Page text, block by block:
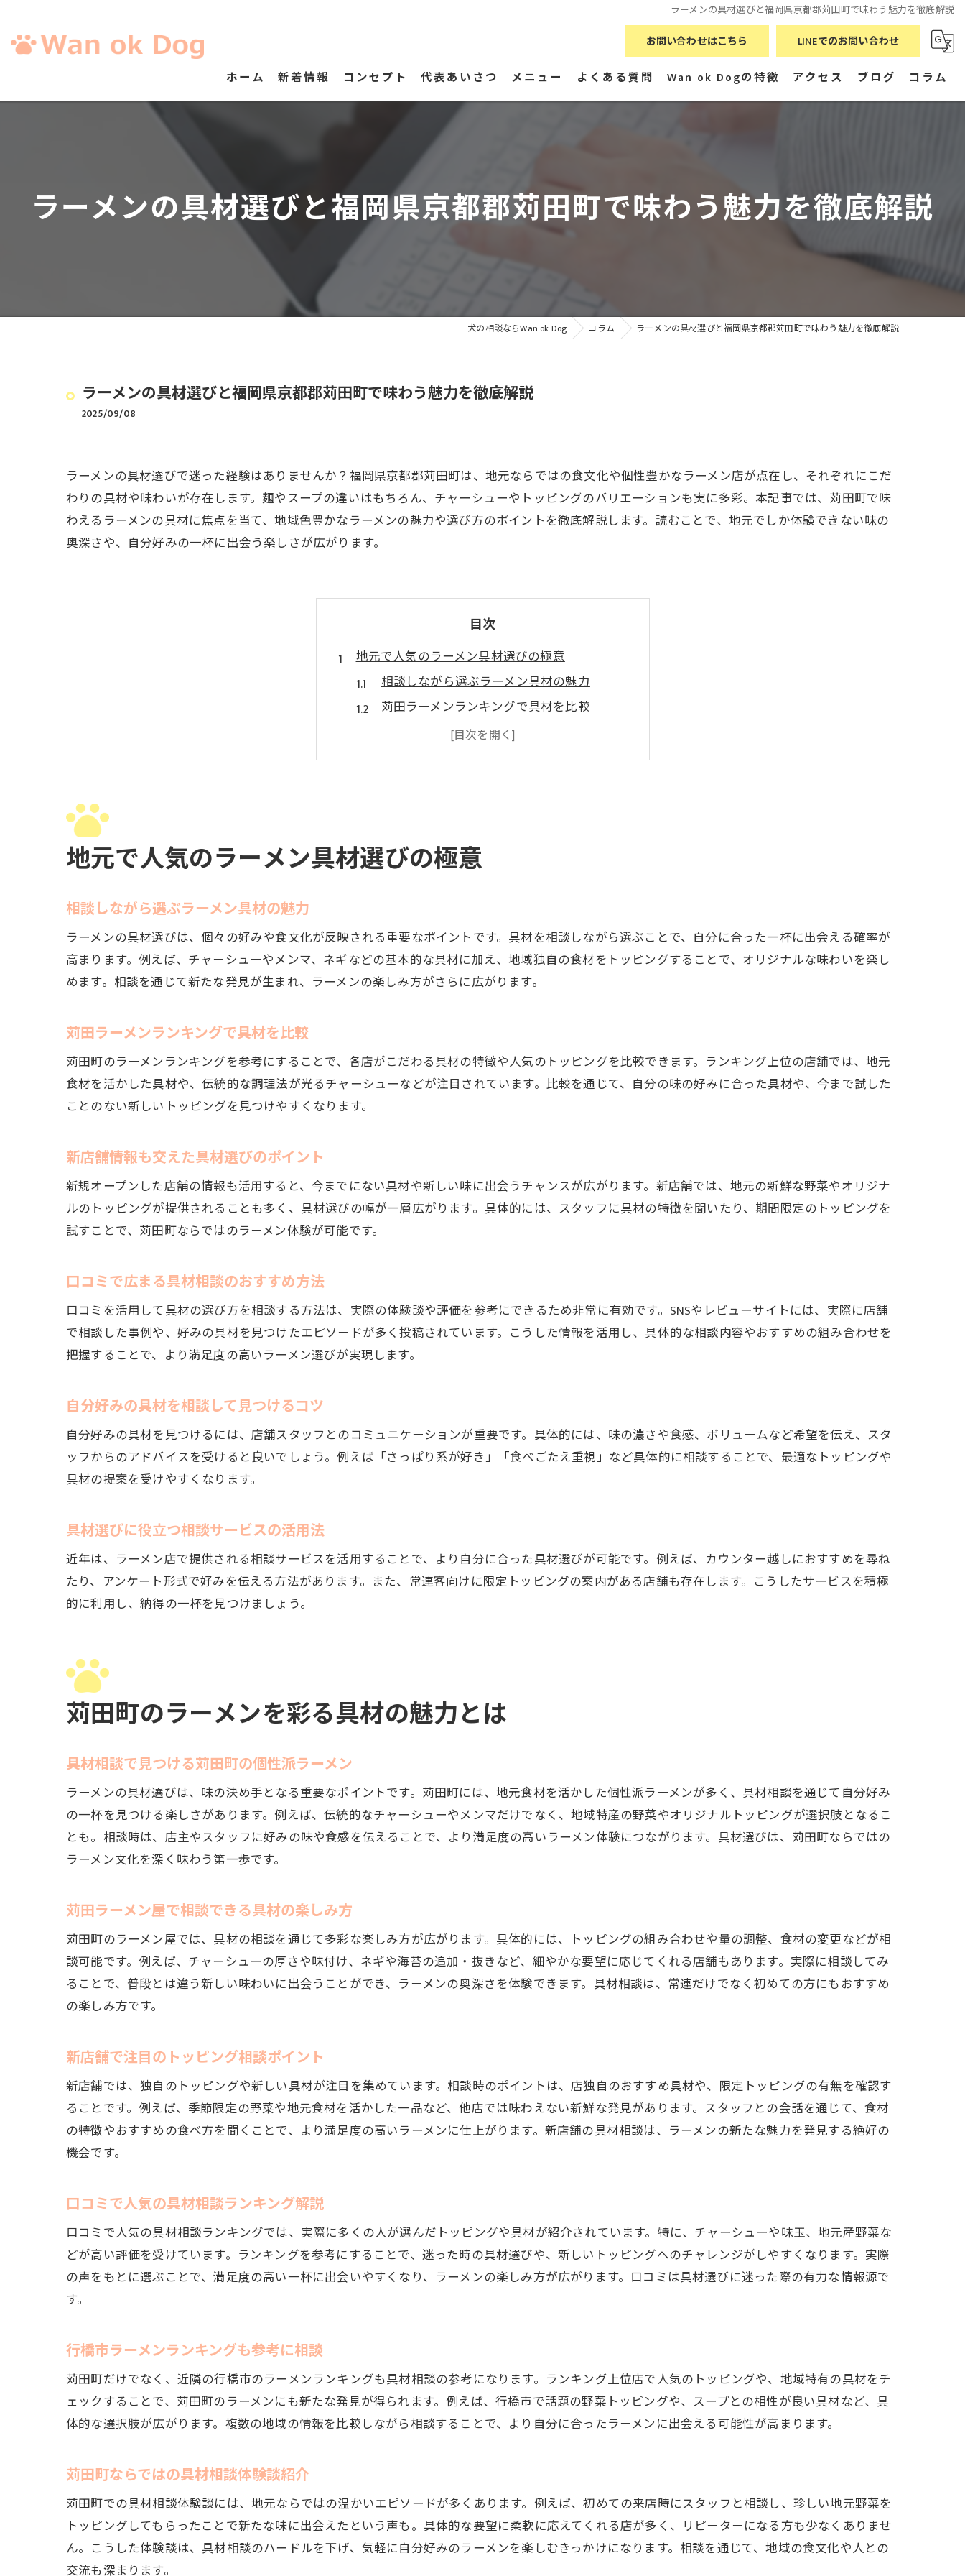
ラーメンの具材選びと福岡県京都郡苅田町で味わう魅力を徹底解説
お問い合わせはこちら LINEでのお問い合わせ
ホーム 新着情報 コンセプト 代表あいさつ メニュー よくある質問 Wan ok Dogの特徴
無料
アクセス ブログ コラム
ラーメンの具材選びと福岡県京都郡苅田町で味わう魅力を徹底解説
犬の相談ならWan ok Dog コラム ラーメンの具材選びと福岡県京都郡苅田町で味わう魅力を徹底解説
ラーメンの具材選びと福岡県京都郡苅田町で味わう魅力を徹底解説
2025/09/08
ラーメンの具材選びで迷った経験はありませんか？福岡県京都郡苅田町は、地元ならではの食文化や個性豊かなラーメン店が点在し、それぞれにこだ
わりの具材や味わいが存在します。麺やスープの違いはもちろん、チャーシューやトッピングのバリエーションも実に多彩。本記事では、苅田町で味
わえるラーメンの具材に焦点を当て、地域色豊かなラーメンの魅力や選び方のポイントを徹底解説します。読むことで、地元でしか体験できない味の
奥深さや、自分好みの一杯に出会う楽しさが広がります。
目次
地元で人気のラーメン具材選びの極意
相談しながら選ぶラーメン具材の魅力
苅田ラーメンランキングで具材を比較
新店舗情報も交えた具材選びのポイント
口コミで広まる具材相談のおすすめ方法
具材相談で見つける苅田町の個性派ラーメン
口コミで人気の具材相談ランキング解説
行橋市ラーメンランキングも参考に相談
苅田町ならではの具材相談体験談紹介
苅田 ラーメン 新店舗の最新相談情報
苅田ラーメンランキングで新味を相談発見
豚骨が引き立つ苅田町の具材アレンジ
豚骨スープに合う具材相談のコツ
相談しやすい豚骨具材の選び方紹介
苅田ラーメン屋で相談できるアレンジ法
ラーメン具材の選び方を相談したいときに
新店舗スタッフに相談できるメニュー選び
苅田ラーメンランキングを相談の材料に
トッピング相談で広がる苅田ラーメン体験
苅田/ちゃんぽんも相談で具材を選ぼう
苅田町で味わう個性あふれるラーメンの世界
苅田町ラーメン 喜福の相談活用法
行橋市のラーメン相談で味の幅を広げる
ランキング上位店で相談した具材の魅力
苅田ラーメンランキングを参考に相談
新店舗での具材相談ポイントまとめ
口コミで人気の具材相談法を紹介
地元で人気のラーメン具材選びの極意
相談しながら選ぶラーメン具材の魅力
ラーメンの具材選びは、個々の好みや食文化が反映される重要なポイントです。具材を相談しながら選ぶことで、自分に合った一杯に出会える確率が
高まります。例えば、チャーシューやメンマ、ネギなどの基本的な具材に加え、地域独自の食材をトッピングすることで、オリジナルな味わいを楽し
めます。相談を通じて新たな発見が生まれ、ラーメンの楽しみ方がさらに広がります。
苅田ラーメンランキングで具材を比較
苅田町のラーメンランキングを参考にすることで、各店がこだわる具材の特徴や人気のトッピングを比較できます。ランキング上位の店舗では、地元
食材を活かした具材や、伝統的な調理法が光るチャーシューなどが注目されています。比較を通じて、自分の味の好みに合った具材や、今まで試した
ことのない新しいトッピングを見つけやすくなります。
新店舗情報も交えた具材選びのポイント
新規オープンした店舗の情報も活用すると、今までにない具材や新しい味に出会うチャンスが広がります。新店舗では、地元の新鮮な野菜やオリジナ
ルのトッピングが提供されることも多く、具材選びの幅が一層広がります。具体的には、スタッフに具材の特徴を聞いたり、期間限定のトッピングを
試すことで、苅田町ならではのラーメン体験が可能です。
口コミで広まる具材相談のおすすめ方法
口コミを活用して具材の選び方を相談する方法は、実際の体験談や評価を参考にできるため非常に有効です。SNSやレビューサイトには、実際に店舗
で相談した事例や、好みの具材を見つけたエピソードが多く投稿されています。こうした情報を活用し、具体的な相談内容やおすすめの組み合わせを
把握することで、より満足度の高いラーメン選びが実現します。
自分好みの具材を相談して見つけるコツ
自分好みの具材を見つけるには、店舗スタッフとのコミュニケーションが重要です。具体的には、味の濃さや食感、ボリュームなど希望を伝え、スタ
ッフからのアドバイスを受けると良いでしょう。例えば「さっぱり系が好き」「食べごたえ重視」など具体的に相談することで、最適なトッピングや
具材の提案を受けやすくなります。
具材選びに役立つ相談サービスの活用法
近年は、ラーメン店で提供される相談サービスを活用することで、より自分に合った具材選びが可能です。例えば、カウンター越しにおすすめを尋ね
たり、アンケート形式で好みを伝える方法があります。また、常連客向けに限定トッピングの案内がある店舗も存在します。こうしたサービスを積極
的に利用し、納得の一杯を見つけましょう。
苅田町のラーメンを彩る具材の魅力とは
具材相談で見つける苅田町の個性派ラーメン
ラーメンの具材選びは、味の決め手となる重要なポイントです。苅田町には、地元食材を活かした個性派ラーメンが多く、具材相談を通じて自分好み
の一杯を見つける楽しさがあります。例えば、伝統的なチャーシューやメンマだけでなく、地域特産の野菜やオリジナルトッピングが選択肢となるこ
とも。相談時は、店主やスタッフに好みの味や食感を伝えることで、より満足度の高いラーメン体験につながります。具材選びは、苅田町ならではの
ラーメン文化を深く味わう第一歩です。
苅田ラーメン屋で相談できる具材の楽しみ方
苅田町のラーメン屋では、具材の相談を通じて多彩な楽しみ方が広がります。具体的には、トッピングの組み合わせや量の調整、食材の変更などが相
談可能です。例えば、チャーシューの厚さや味付け、ネギや海苔の追加・抜きなど、細やかな要望に応じてくれる店舗もあります。実際に相談してみ
ることで、普段とは違う新しい味わいに出会うことができ、ラーメンの奥深さを体験できます。具材相談は、常連だけでなく初めての方にもおすすめ
の楽しみ方です。
新店舗で注目のトッピング相談ポイント
新店舗では、独自のトッピングや新しい具材が注目を集めています。相談時のポイントは、店独自のおすすめ具材や、限定トッピングの有無を確認す
ることです。例えば、季節限定の野菜や地元食材を活かした一品など、他店では味わえない新鮮な発見があります。スタッフとの会話を通じて、食材
の特徴やおすすめの食べ方を聞くことで、より満足度の高いラーメンに仕上がります。新店舗の具材相談は、ラーメンの新たな魅力を発見する絶好の
機会です。
口コミで人気の具材相談ランキング解説
口コミで人気の具材相談ランキングでは、実際に多くの人が選んだトッピングや具材が紹介されています。特に、チャーシューや味玉、地元産野菜な
どが高い評価を受けています。ランキングを参考にすることで、迷った時の具材選びや、新しいトッピングへのチャレンジがしやすくなります。実際
の声をもとに選ぶことで、満足度の高い一杯に出会いやすくなり、ラーメンの楽しみ方が広がります。口コミは具材選びに迷った際の有力な情報源で
す。
行橋市ラーメンランキングも参考に相談
苅田町だけでなく、近隣の行橋市のラーメンランキングも具材相談の参考になります。ランキング上位店で人気のトッピングや、地域特有の具材をチ
ェックすることで、苅田町のラーメンにも新たな発見が得られます。例えば、行橋市で話題の野菜トッピングや、スープとの相性が良い具材など、具
体的な選択肢が広がります。複数の地域の情報を比較しながら相談することで、より自分に合ったラーメンに出会える可能性が高まります。
苅田町ならではの具材相談体験談紹介
苅田町での具材相談体験談には、地元ならではの温かいエピソードが多くあります。例えば、初めての来店時にスタッフと相談し、珍しい地元野菜を
トッピングしてもらったことで新たな味に出会えたという声も。具体的な要望に柔軟に応えてくれる店が多く、リピーターになる方も少なくありませ
ん。こうした体験談は、具材相談のハードルを下げ、気軽に自分好みのラーメンを楽しむきっかけになります。相談を通じて、地域の食文化や人との
交流も深まります。